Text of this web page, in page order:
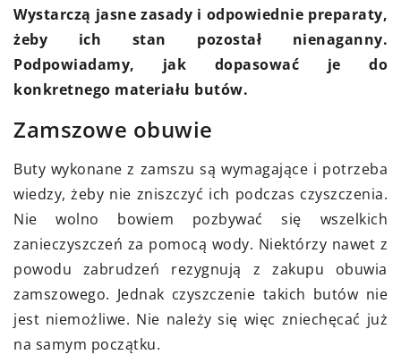
Wystarczą jasne zasady i odpowiednie preparaty,
żeby ich stan pozostał nienaganny.
Podpowiadamy, jak dopasować je do
konkretnego materiału butów.
Zamszowe obuwie
Buty wykonane z zamszu są wymagające i potrzeba
wiedzy, żeby nie zniszczyć ich podczas czyszczenia.
Nie wolno bowiem pozbywać się wszelkich
zanieczyszczeń za pomocą wody. Niektórzy nawet z
powodu zabrudzeń rezygnują z zakupu obuwia
zamszowego. Jednak czyszczenie takich butów nie
jest niemożliwe. Nie należy się więc zniechęcać już
na samym początku.